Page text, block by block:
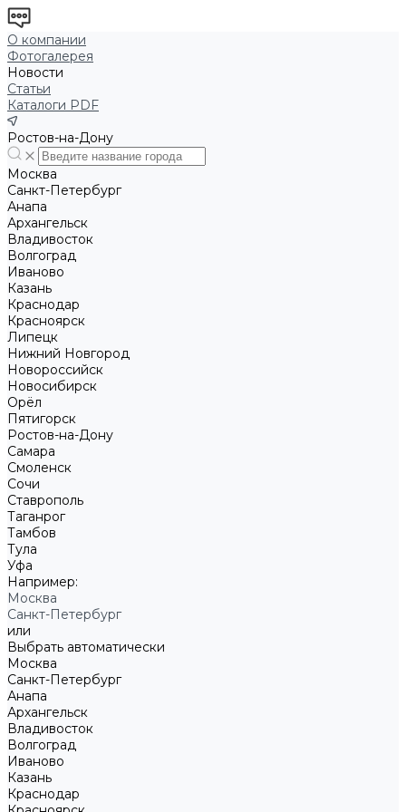
О компании
Фотогалерея
Новости
Статьи
Каталоги PDF
Ростов-на-Дону
Москва
Санкт-Петербург
Анапа
Архангельск
Владивосток
Волгоград
Иваново
Казань
Краснодар
Красноярск
Липецк
Нижний Новгород
Новороссийск
Новосибирск
Орёл
Пятигорск
Ростов-на-Дону
Самара
Смоленск
Сочи
Ставрополь
Таганрог
Тамбов
Тула
Уфа
Например:
Москва
Санкт-Петербург
или
Выбрать автоматически
Москва
Санкт-Петербург
Анапа
Архангельск
Владивосток
Волгоград
Иваново
Казань
Краснодар